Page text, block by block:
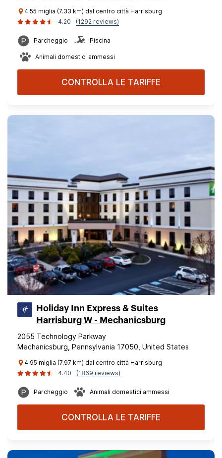
4.55 miglia (7.33 km) dal centro città Harrisburg
4.20
(1292 reviews)
Parcheggio Piscina
Animali domestici ammessi
CONTROLLA LE TARIFFE
Holiday Inn Express & Suites
Harrisburg W - Mechanicsburg
2055 Technology Parkway
Mechanicsburg, Pennsylvania 17050, United States
4.95 miglia (7.97 km) dal centro città Harrisburg
4.40
(1869 reviews)
Parcheggio Animali domestici ammessi
CONTROLLA LE TARIFFE